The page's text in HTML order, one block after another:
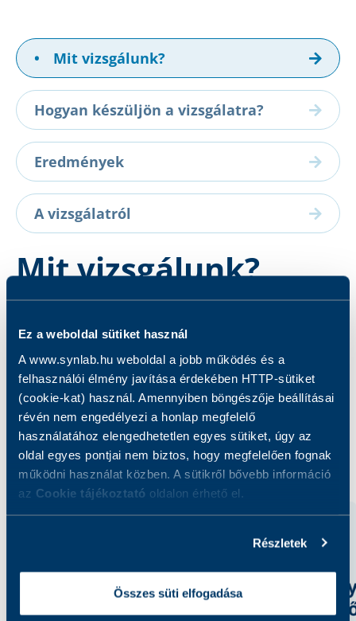
Ez a weboldal sütiket használ
A www.synlab.hu weboldal a jobb működés és a
felhasználói élmény javítása érdekében HTTP-sütiket
(cookie-kat) használ. Amennyiben böngészője beállításai
révén nem engedélyezi a honlap megfelelő
használatához elengedhetetlen egyes sütiket, úgy az
oldal egyes pontjai nem biztos, hogy megfelelően fognak
működni használat közben. A sütikről bővebb információ
az Cookie tájékoztató oldalon érhető el.
Részletek
Összes süti elfogadása
• Mit vizsgálunk?
Hogyan készüljön a vizsgálatra?
Eredmények
A vizsgálatról
Mit vizsgálunk?
koncentrációt és aktivitást határozzuk meg.
Kapcsolódó szolgáltatások